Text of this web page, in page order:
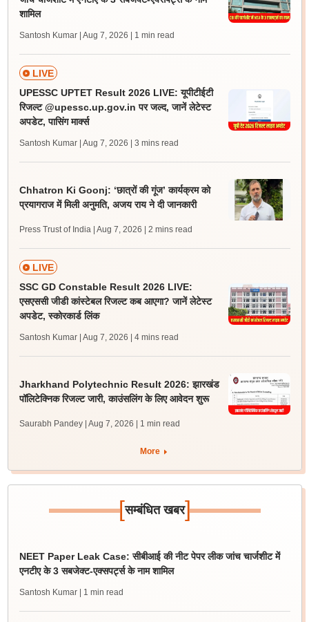
शामिल
Santosh Kumar | Aug 7, 2026 | 1 min read
LIVE
UPESSC UPTET Result 2026 LIVE: यूपीटीईटी
रिजल्ट @upessc.up.gov.in पर जल्द, जानें लेटेस्ट
अपडेट, पासिंग मार्क्स
Santosh Kumar | Aug 7, 2026 | 3 mins read
Chhatron Ki Goonj: ‘छात्रों की गूंज’ कार्यक्रम को
प्रयागराज में मिली अनुमति, अजय राय ने दी जानकारी
Press Trust of India | Aug 7, 2026 | 2 mins read
LIVE
SSC GD Constable Result 2026 LIVE:
एसएससी जीडी कांस्टेबल रिजल्ट कब आएगा? जानें लेटेस्ट
अपडेट, स्कोरकार्ड लिंक
Santosh Kumar | Aug 7, 2026 | 4 mins read
Jharkhand Polytechnic Result 2026: झारखंड
पॉलिटेक्निक रिजल्ट जारी, काउंसलिंग के लिए आवेदन शुरू
Saurabh Pandey | Aug 7, 2026 | 1 min read
More
[सम्बंधित खबर]
NEET Paper Leak Case: सीबीआई की नीट पेपर लीक जांच चार्जशीट में
एनटीए के 3 सबजेक्ट-एक्सपर्ट्स के नाम शामिल
Santosh Kumar | 1 min read